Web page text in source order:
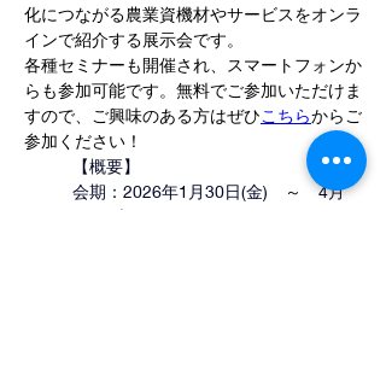
化につながる農業資機材やサービスをオンラ
インで紹介する展示会です。
各種セミナーも開催され、スマートフォンか
らも参加可能です。無料でご参加いただけま
すので、ご興味のある方はぜひこちらからご
参加ください！
【概要】
会期：2026年1月30日(金)　～　4月
28日(火)